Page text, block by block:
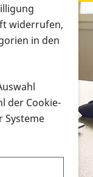
widerrufen,
in den
der Cookie-
Systeme